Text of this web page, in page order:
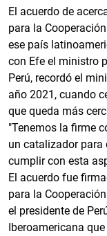
El acuerdo de
para la
ese país
con Efe el ministro
Perú, recordó el
año 2021, cuando
que queda más
"Tenemos la firme
un catalizador
cumplir con esta
El acuerdo fue
para la
el presidente de
Iberoamericana